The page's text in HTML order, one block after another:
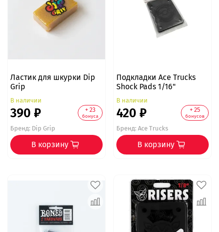
Ластик для шкурки Dip
Grip
В наличии
390 ₽ + 23
бонуса
Бренд:Dip Grip
В корзину
Подкладки Ace Trucks
Shock Pads 1/16"
В наличии
420 ₽ + 25
бонусов
Бренд:Ace Trucks
В корзину